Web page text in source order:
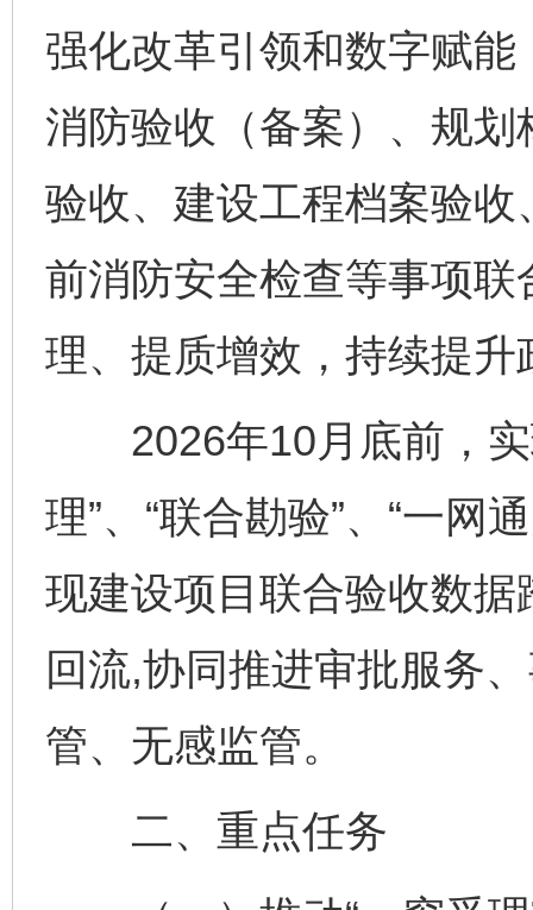
强化改革引领和数字赋
消防验收（备案）、规
验收、建设工程档案验
前消防安全检查等事项
理、提质增效，持续提
2026年10月底前，实
理”、“联合勘验”、“一网
现建设项目联合验收数
回流,协同推进审批服务
管、无感监管。
二、重点任务